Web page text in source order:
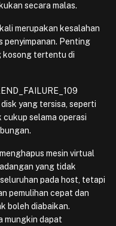
secara malas.
merupakan kesalahan
penyimpanan. Penting
kosong tertentu di
yang tersisa, seperti
selama operasi
mesin virtual
yang tidak
pada host, tetapi
pemulihan cepat dan
boleh diabaikan.
mungkin dapat